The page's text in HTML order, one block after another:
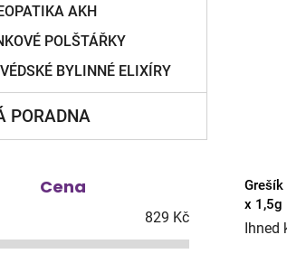
AKH
POLŠTÁŘKY
BYLINNÉ ELIXÍRY
PORADNA
Cena
829 Kč
Grešík
x 1,5g
Ihned